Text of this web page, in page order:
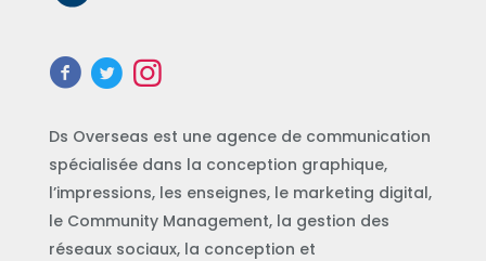
Ds Overseas est une agence de communication
spécialisée dans la conception graphique,
l’impressions, les enseignes, le marketing digital,
le Community Management, la gestion des
réseaux sociaux, la conception et